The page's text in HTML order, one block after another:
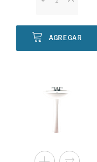
AGREGAR